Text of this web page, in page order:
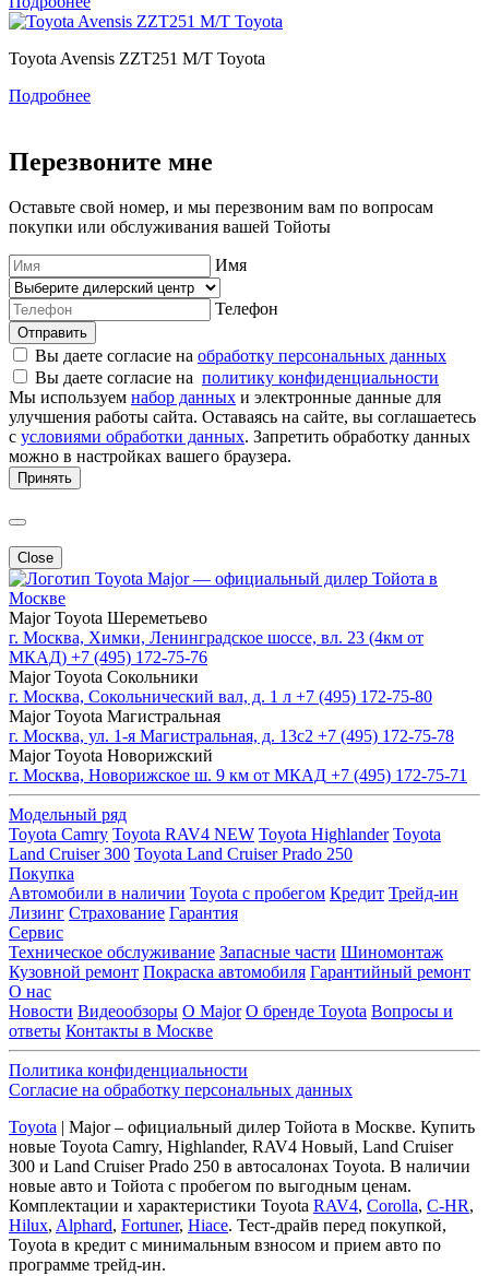
Toyota Avensis ZZT251 M/T Toyota
Подробнее
Перезвоните мне
Оставьте свой номер, и мы перезвоним вам по вопросам
покупки или обслуживания вашей Тойоты
Имя
Телефон
Отправить
Вы даете согласие на обработку персональных данных
Вы даете согласие на политику конфиденциальности
Мы используем набор данных и электронные данные для
улучшения работы сайта. Оставаясь на сайте, вы соглашаетесь
с условиями обработки данных. Запретить обработку данных
можно в настройках вашего браузера.
Принять
Close
Major — официальный дилер Тойота в
Москве
Major Toyota Шереметьево
г. Москва, Химки, Ленинградское шоссе, вл. 23 (4км от
МКАД) +7 (495) 172-75-76
Major Toyota Сокольники
г. Москва, Сокольнический вал, д. 1 л +7 (495) 172-75-80
Major Toyota Магистральная
г. Москва, ул. 1-я Магистральная, д. 13с2 +7 (495) 172-75-78
Major Toyota Новорижский
г. Москва, Новорижское ш. 9 км от МКАД +7 (495) 172-75-71
Модельный ряд
Toyota Camry Toyota RAV4 NEW Toyota Highlander Toyota
Land Cruiser 300 Toyota Land Cruiser Prado 250
Покупка
Автомобили в наличии Toyota с пробегом Кредит Трейд-ин
Лизинг Страхование Гарантия
Сервис
Техническое обслуживание Запасные части Шиномонтаж
Кузовной ремонт Покраска автомобиля Гарантийный ремонт
О нас
Новости Видеообзоры О Major О бренде Toyota Вопросы и
ответы Контакты в Москве
Политика конфиденциальности
Согласие на обработку персональных данных
Toyota | Major – официальный дилер Тойота в Москве. Купить
новые Toyota Camry, Highlander, RAV4 Новый, Land Cruiser
300 и Land Cruiser Prado 250 в автосалонах Toyota. В наличии
новые авто и Тойота с пробегом по выгодным ценам.
Комплектации и характеристики Toyota RAV4, Corolla, C-HR,
Hilux, Alphard, Fortuner, Hiace. Тест-драйв перед покупкой,
Toyota в кредит с минимальным взносом и прием авто по
программе трейд-ин.